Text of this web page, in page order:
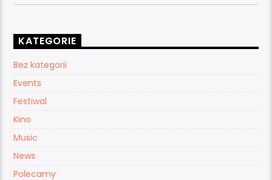
KATEGORIE
Bez kategorii
Events
Festiwal
Kino
Music
News
Polecamy